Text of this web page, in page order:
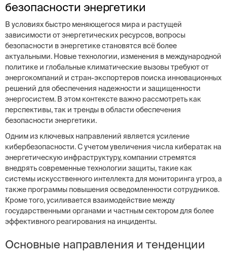
безопасности энергетики
В условиях быстро меняющегося мира и растущей
зависимости от энергетических ресурсов, вопросы
безопасности в энергетике становятся всё более
актуальными. Новые технологии, изменения в международной
политике и глобальные климатические вызовы требуют от
энергокомпаний и стран-экспортеров поиска инновационных
решений для обеспечения надежности и защищенности
энергосистем. В этом контексте важно рассмотреть как
перспективы, так и тренды в области обеспечения
безопасности энергетики.
Одним из ключевых направлений является усиление
кибербезопасности. С учетом увеличения числа кибератак на
энергетическую инфраструктуру, компании стремятся
внедрять современные технологии защиты, такие как
системы искусственного интеллекта для мониторинга угроз, а
также программы повышения осведомленности сотрудников.
Кроме того, усиливается взаимодействие между
государственными органами и частным сектором для более
эффективного реагирования на инциденты.
Основные направления и тенденции